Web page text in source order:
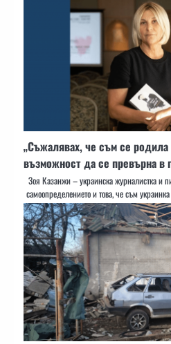
„Съжалявах, че съм се
възможност да се превърна в
Зоя Казанжи – украинска журналистка и
самоопределението и това, че съм